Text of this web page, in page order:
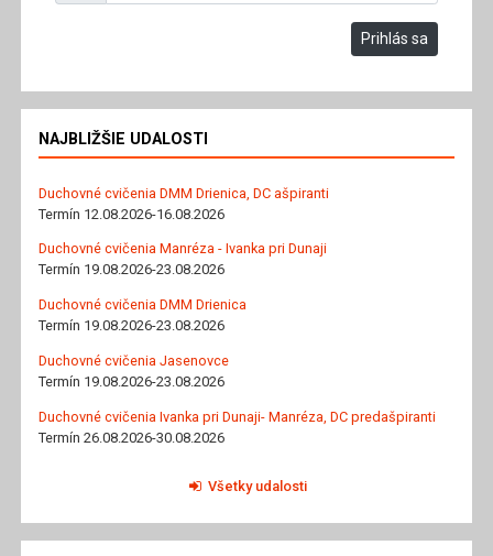
Prihlás sa
NAJBLIŽŠIE UDALOSTI
Duchovné cvičenia DMM Drienica, DC ašpiranti
Termín 12.08.2026-16.08.2026
Duchovné cvičenia Manréza - Ivanka pri Dunaji
Termín 19.08.2026-23.08.2026
Duchovné cvičenia DMM Drienica
Termín 19.08.2026-23.08.2026
Duchovné cvičenia Jasenovce
Termín 19.08.2026-23.08.2026
Duchovné cvičenia Ivanka pri Dunaji- Manréza, DC predašpiranti
Termín 26.08.2026-30.08.2026
Všetky udalosti